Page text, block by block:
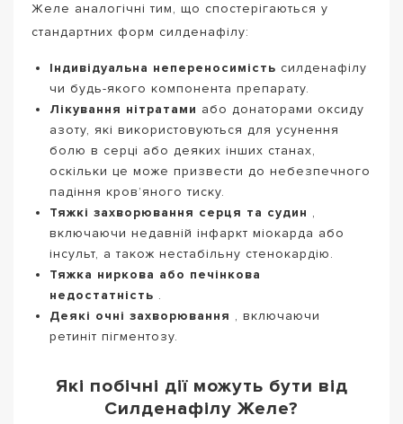
Желе аналогічні тим, що спостерігаються у
стандартних форм силденафілу:
Індивідуальна непереносимість силденафілу
чи будь-якого компонента препарату.
Лікування нітратами або донаторами оксиду
азоту, які використовуються для усунення
болю в серці або деяких інших станах,
оскільки це може призвести до небезпечного
падіння кров’яного тиску.
Тяжкі захворювання серця та судин ,
включаючи недавній інфаркт міокарда або
інсульт, а також нестабільну стенокардію.
Тяжка ниркова або печінкова
недостатність .
Деякі очні захворювання , включаючи
ретиніт пігментозу.
Які побічні дії можуть бути від
Силденафілу Желе?